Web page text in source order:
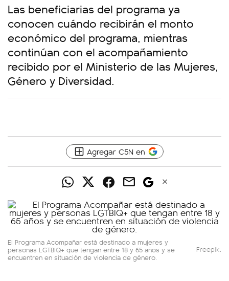
Las beneficiarias del programa ya
conocen cuándo recibirán el monto
económico del programa, mientras
continúan con el acompañamiento
recibido por el Ministerio de las Mujeres,
Género y Diversidad.
Agregar C5N en
El Programa Acompañar está destinado a mujeres y
personas LGTBIQ+ que tengan entre 18 y 65 años y se
encuentren en situación de violencia de género.
Freepik.